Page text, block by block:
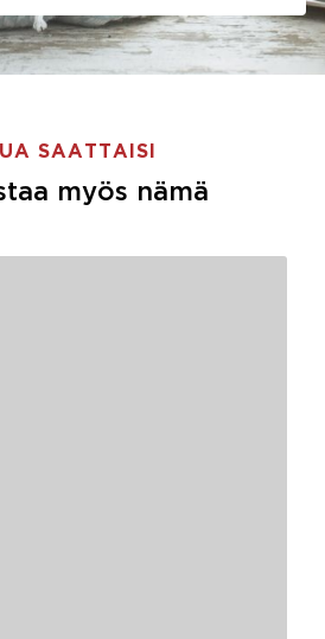
SAATTAISI
myös nämä